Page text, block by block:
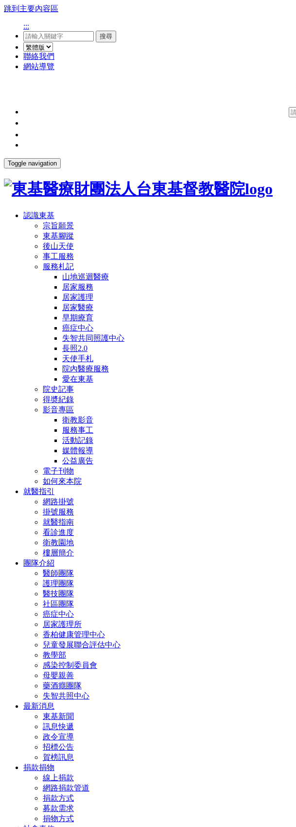
跳到主要內容區
:::
搜尋
聯絡我們
網站導覽
Toggle navigation
認識東基
宗旨願景
東基腳蹤
後山天使
事工服務
服務札記
山地巡迴醫療
居家服務
居家護理
居家醫療
早期療育
癌症中心
失智共同照護中心
長照2.0
天使手札
院內醫療服務
愛在東基
院史記事
得奬紀錄
影音專區
衛教影音
服務事工
活動記錄
媒體報導
公益廣告
電子刊物
如何來本院
就醫指引
網路掛號
掛號服務
就醫指南
看診進度
衛教園地
樓層簡介
團隊介紹
醫師團隊
護理團隊
醫技團隊
社區團隊
癌症中心
居家護理所
香柏健康管理中心
兒童發展聯合評估中心
教學部
感染控制委員會
母嬰親善
藥酒癮團隊
失智共照中心
最新消息
東基新聞
訊息快遞
政令宣導
招標公告
賀榜訊息
捐款捐物
線上捐款
網路捐款管道
捐款方式
募款需求
捐物方式